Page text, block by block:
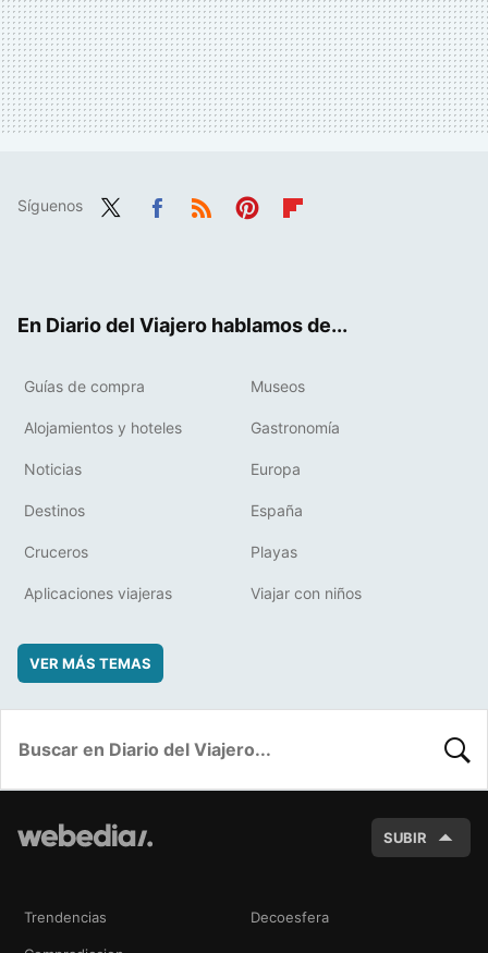
Síguenos
En Diario del Viajero hablamos de...
Guías de compra Museos
Alojamientos y hoteles Gastronomía
Noticias Europa
Destinos España
Cruceros Playas
Aplicaciones viajeras Viajar con niños
VER MÁS TEMAS
SUBIR
Trendencias Decoesfera